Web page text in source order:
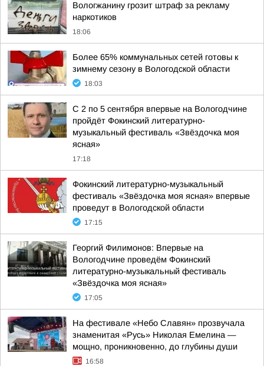
Вологжанину грозит штраф за рекламу
наркотиков
18:06
Более 65% коммунальных сетей готовы к
зимнему сезону в Вологодской области
18:03
С 2 по 5 сентября впервые на Вологодчине
пройдёт Фокинский литературно-
музыкальный фестиваль «Звёздочка моя
ясная»
17:18
Фокинский литературно-музыкальный
фестиваль «Звёздочка моя ясная» впервые
проведут в Вологодской области
17:15
Георгий Филимонов: Впервые на
Вологодчине проведём Фокинский
литературно-музыкальный фестиваль
«Звёздочка моя ясная»
17:05
На фестивале «Небо Славян» прозвучала
знаменитая «Русь» Николая Емелина —
мощно, проникновенно, до глубины души
16:58